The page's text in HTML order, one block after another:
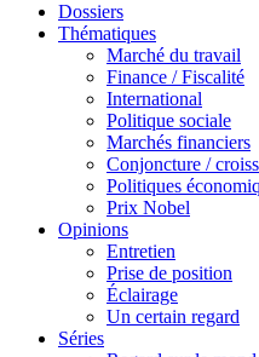
Dossiers
Thématiques
Marché du travail
Finance / Fiscalité
International
Politique sociale
Marchés financiers
Conjoncture /
Politiques
Prix Nobel
Opinions
Entretien
Prise de position
Éclairage
Un certain regard
Séries